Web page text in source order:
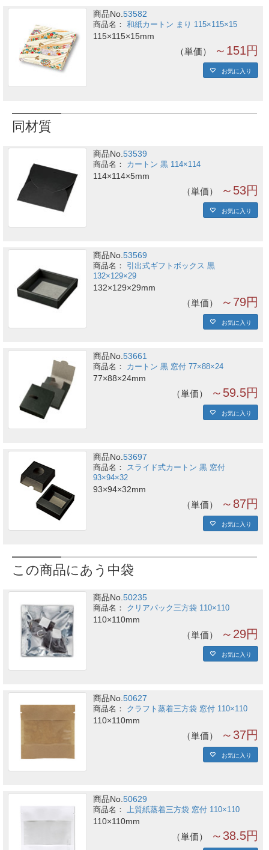
商品No.53582
和紙カートン まり 115×115×15
115×115×15mm
単価 ～151円
お気に入り
同材質
商品No.53539
カートン 黒 114×114
114×114×5mm
単価 ～53円
お気に入り
商品No.53569
引出式ギフトボックス 黒
132×129×29
132×129×29mm
単価 ～79円
お気に入り
商品No.53661
カートン 黒 窓付 77×88×24
77×88×24mm
単価 ～59.5円
お気に入り
商品No.53697
スライド式カートン 黒 窓付
93×94×32
93×94×32mm
単価 ～87円
お気に入り
この商品にあう中袋
商品No.50235
クリアパック三方袋 110×110
110×110mm
単価 ～29円
お気に入り
商品No.50627
クラフト蒸着三方袋 窓付 110×110
110×110mm
単価 ～37円
お気に入り
商品No.50629
上質紙蒸着三方袋 窓付 110×110
110×110mm
単価 ～38.5円